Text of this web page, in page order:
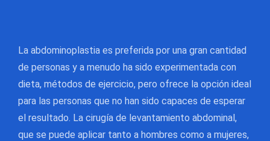
La abdominoplastia es preferida por una gran cantidad
de personas y a menudo ha sido experimentada con
dieta, métodos de ejercicio, pero ofrece la opción ideal
para las personas que no han sido capaces de esperar
el resultado. La cirugía de levantamiento abdominal,
que se puede aplicar tanto a hombres como a mujeres,